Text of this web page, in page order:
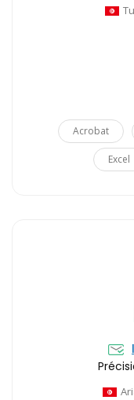
Acrobat
Excel